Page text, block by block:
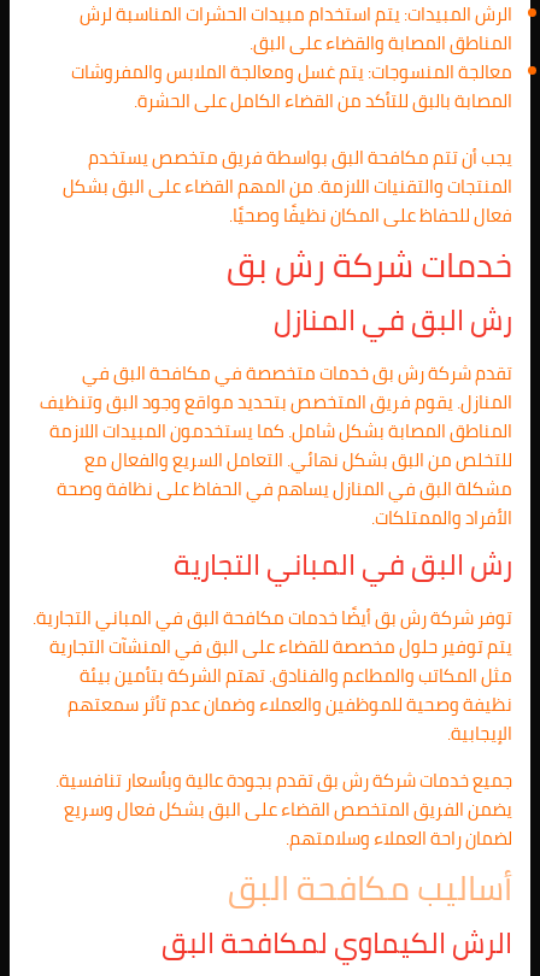
الرش المبيدات: يتم استخدام مبيدات الحشرات المناسبة لرش
المناطق المصابة والقضاء على البق.
معالجة المنسوجات: يتم غسل ومعالجة الملابس والمفروشات
المصابة بالبق للتأكد من القضاء الكامل على الحشرة.
يجب أن تتم مكافحة البق بواسطة فريق متخصص يستخدم
المنتجات والتقنيات اللازمة. من المهم القضاء على البق بشكل
فعال للحفاظ على المكان نظيفًا وصحيًا.
خدمات شركة رش بق
رش البق في المنازل
تقدم شركة رش بق خدمات متخصصة في مكافحة البق في
المنازل. يقوم فريق المتخصص بتحديد مواقع وجود البق وتنظيف
المناطق المصابة بشكل شامل. كما يستخدمون المبيدات اللازمة
للتخلص من البق بشكل نهائي. التعامل السريع والفعال مع
مشكلة البق في المنازل يساهم في الحفاظ على نظافة وصحة
الأفراد والممتلكات.
رش البق في المباني التجارية
توفر شركة رش بق أيضًا خدمات مكافحة البق في المباني التجارية.
يتم توفير حلول مخصصة للقضاء على البق في المنشآت التجارية
مثل المكاتب والمطاعم والفنادق. تهتم الشركة بتأمين بيئة
نظيفة وصحية للموظفين والعملاء وضمان عدم تأثر سمعتهم
الإيجابية.
جميع خدمات شركة رش بق تقدم بجودة عالية وبأسعار تنافسية.
يضمن الفريق المتخصص القضاء على البق بشكل فعال وسريع
لضمان راحة العملاء وسلامتهم.
أساليب مكافحة البق
الرش الكيماوي لمكافحة البق